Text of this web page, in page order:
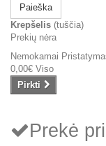
Paieška
Krepšelis (tuščia)
Prekių nėra
Nemokamai
0,00€ Viso
Pirkti
Prekė